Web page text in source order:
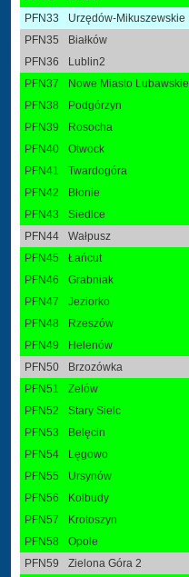
PFN33
Urzędów-Mikuszewskie
PFN35
Białków
PFN36
Lublin2
PFN37
Nowe Miasto Lubawskie
PFN38
Podgórzyn
PFN39
Rosocha
PFN40
Otwock
PFN41
Twardogóra
PFN42
Błonie
PFN43
Siedlce
PFN44
Wałpusz
PFN45
Łańcut
PFN46
Grabniak
PFN47
Jeziorko
PFN48
Rzeszów
PFN49
Helenów
PFN50
Brzozówka
PFN51
Zelów
PFN52
Stary Sielc
PFN53
Belęcin
PFN54
Lęgowo
PFN55
Ursynów
PFN56
Kolbudy
PFN57
Krotoszyn
PFN58
Opole
PFN59
Zielona Góra 2